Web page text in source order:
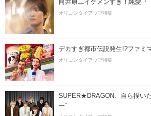
向井康二イケメンすぎ！純愛『
オリコンタイアップ特集
デカすぎ都市伝説発生!?ファミ
オリコンタイアップ特集
SUPER★DRAGON、自ら描い
ー”